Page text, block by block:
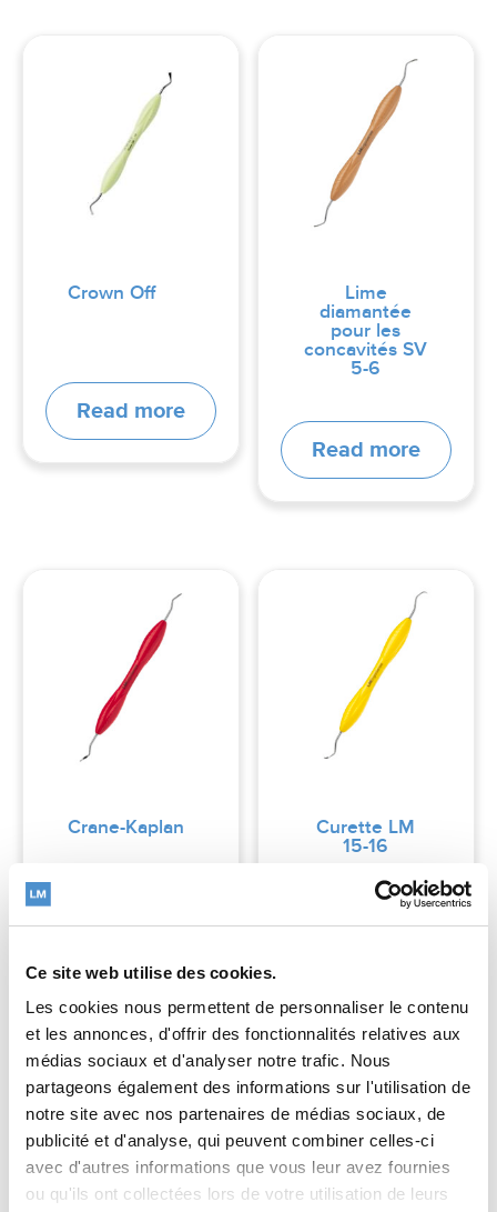
Ce site web utilise des cookies.
Les cookies nous permettent de personnaliser le contenu
et les annonces, d'offrir des fonctionnalités relatives aux
médias sociaux et d'analyser notre trafic. Nous
partageons également des informations sur l'utilisation de
notre site avec nos partenaires de médias sociaux, de
publicité et d'analyse, qui peuvent combiner celles-ci
avec d'autres informations que vous leur avez fournies
ou qu'ils ont collectées lors de votre utilisation de leurs
Crown Off
Read more
Lime
diamantée
pour les
concavités SV
5-6
Read more
Crane-Kaplan
Curette LM
15-16